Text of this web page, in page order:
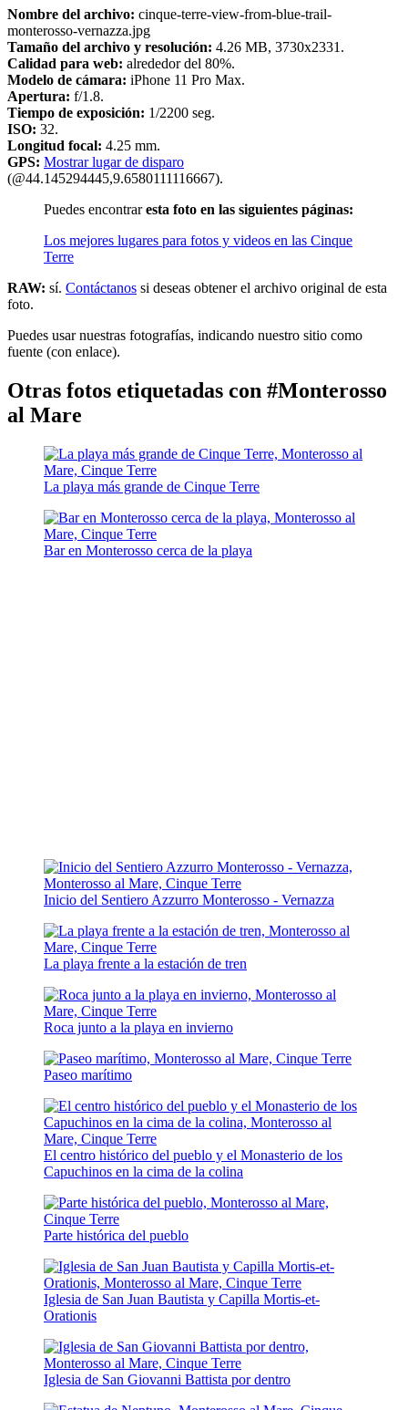
Nombre del archivo: cinque-terre-view-from-blue-trail-
monterosso-vernazza.jpg
Tamaño del archivo y resolución: 4.26 MB, 3730x2331.
Calidad para web: alrededor del 80%.
Modelo de cámara: iPhone 11 Pro Max.
Apertura: f/1.8.
Tiempo de exposición: 1/2200 seg.
ISO: 32.
Longitud focal: 4.25 mm.
GPS: Mostrar lugar de disparo
(@44.145294445,9.6580111116667).
Puedes encontraresta foto en las siguientes páginas:
Los mejores lugares para fotos y videos en las Cinque
Terre
RAW: sí. Contáctanos si deseas obtener el archivo original de esta
foto.
Puedes usar nuestras fotografías, indicando nuestro sitio como
fuente (con enlace).
Otras fotos etiquetadas con #Monterosso
al Mare
La playa más grande de Cinque Terre
Bar en Monterosso cerca de la playa
Inicio del Sentiero Azzurro Monterosso - Vernazza
La playa frente a la estación de tren
Roca junto a la playa en invierno
Paseo marítimo
El centro histórico del pueblo y el Monasterio de los
Capuchinos en la cima de la colina
Parte histórica del pueblo
Iglesia de San Juan Bautista y Capilla Mortis-et-
Orationis
Iglesia de San Giovanni Battista por dentro